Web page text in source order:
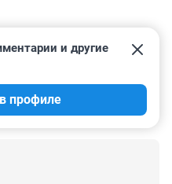
и другие
профиле